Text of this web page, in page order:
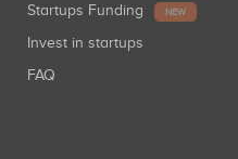
Startups Funding NEW
Invest in startups
FAQ